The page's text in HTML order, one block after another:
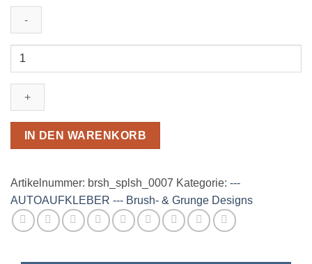
Brush
007-
Autoaufkleber
MengeIN DEN WARENKORB
Artikelnummer: brsh_splsh_0007 Kategorie: ---
AUTOAUFKLEBER --- Brush- & Grunge Designs